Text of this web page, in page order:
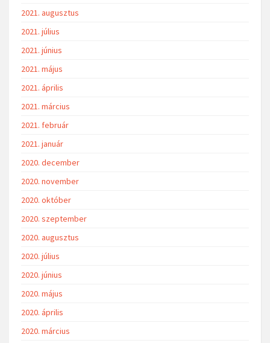
2021. augusztus
2021. július
2021. június
2021. május
2021. április
2021. március
2021. február
2021. január
2020. december
2020. november
2020. október
2020. szeptember
2020. augusztus
2020. július
2020. június
2020. május
2020. április
2020. március